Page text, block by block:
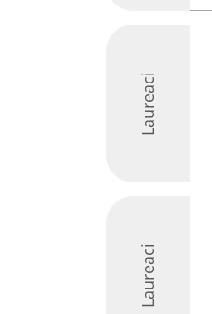
Laureaci
Laureaci